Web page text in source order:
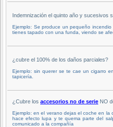
Indemnización el quinto año y sucesivos
Ejemplo: Se produce un pequeño
tienes tapado con una funda, viendo se
¿cubre el 100% de los daños parciales?
Ejemplo: sin querer se te cae un cigarro
tapicería.
¿Cubre los accesorios no de serie NO
Ejemplo: en el verano dejas el coche en
hace efecto lupa y te quema parte del
comunicado a la compañía